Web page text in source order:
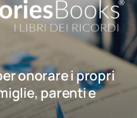
onorare i propri
parenti e